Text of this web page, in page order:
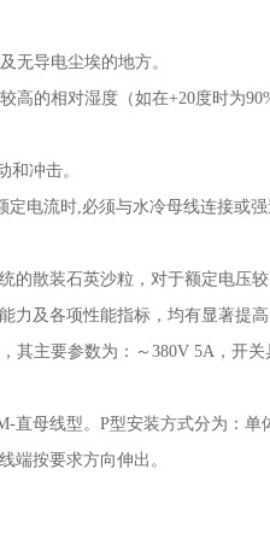
无导电尘埃的地方。
高的相对湿度（如在+20度时为
和冲击。
定电流时,必须与水冷母线连接或强
的散装石英沙粒，对于额定电压
力及各项性能指标，均有显著提高
其主要参数为：～ 380V 5A ，开
直母线型。 P型安装方式分为：单
端按要求方向伸出。